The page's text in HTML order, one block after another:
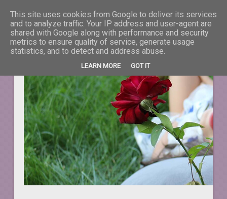
La taifas cu
DESPRE TOT CEEA CE NE ÎNFRUMUSEŢEAZĂ VIAŢA.
This site uses cookies from Google to deliver its services
and to analyze traffic. Your IP address and user-agent are
shared with Google along with performance and security
metrics to ensure quality of service, generate usage
statistics, and to detect and address abuse.
LEARN MORE GOT IT